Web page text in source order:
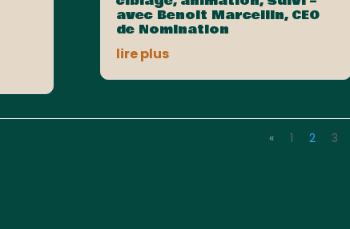
avec Benoit Marcellin, CEO
de Nomination
lire plus
« 1 2 3